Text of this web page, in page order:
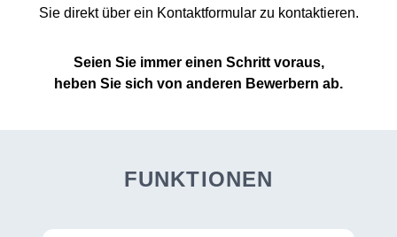
Sie direkt über ein Kontaktformular zu kontaktieren.
Seien Sie immer einen Schritt voraus,
heben Sie sich von anderen Bewerbern ab.
FUNKTIONEN